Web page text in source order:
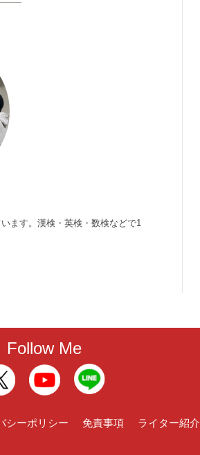
ます。漢検・英検・数検などで1
Follow Me
シーポリシー 免責事項 ライター紹介